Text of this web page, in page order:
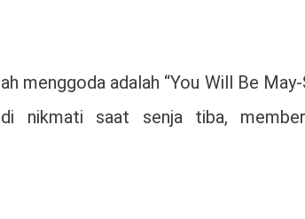
menggoda adalah “You Will Be
nikmati saat senja tiba,